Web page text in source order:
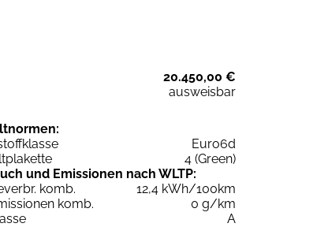
20.450,00 €
ausweisbar
Euro6d
4 (Green)
und Emissionen nach WLTP:
komb.
12,4 kWh/100km
komb.
0 g/km
A